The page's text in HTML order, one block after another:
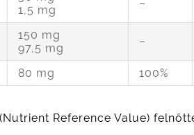
1,5 mg
–
150 mg
97,5 mg
–
80 mg 100%
Reference Value)